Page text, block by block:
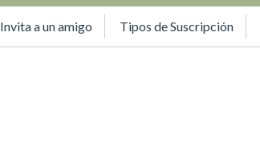
Invita a un amigo Tipos de Suscripción